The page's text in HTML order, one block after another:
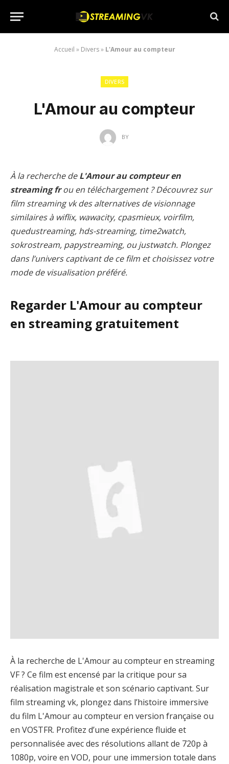
Accueil » Divers» L'Amour au compteur
DIVERS
L'Amour au compteur
BY
À la recherche deL'Amour au compteur en
streaming frou en téléchargement ? Découvrez sur
film streaming vk des alternatives de visionnage
similaires à wiflix, wawacity, cpasmieux, voirfilm,
quedustreaming, hds-streaming, time2watch,
sokrostream, papystreaming, ou justwatch. Plongez
dans l’univers captivant de ce film et choisissez votre
mode de visualisation préféré.
Regarder L'Amour au compteur
en streaming gratuitement
À la recherche de L'Amour au compteur en streaming
VF ? Ce film est encensé par la critique pour sa
réalisation magistrale et son scénario captivant. Sur
film streaming vk, plongez dans l’histoire immersive
du film L'Amour au compteur en version française ou
en VOSTFR. Profitez d’une expérience fluide et
personnalisée avec des résolutions allant de 720p à
1080p, voire en VOD, pour une immersion totale dans